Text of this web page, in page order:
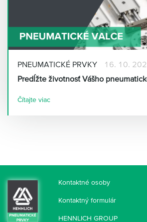
PNEUMATICKÉ PRVKY
16. 10.
Predĺžte životnosť Vášho
Čítajte viac
Kontaktné osoby
Kontaktný formulár
HENNLICH GROUP